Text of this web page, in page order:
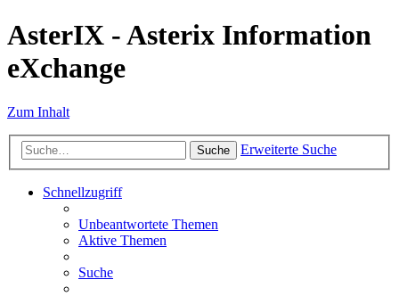
AsterIX - Asterix Information
eXchange
Zum Inhalt
Suche Erweiterte Suche
Schnellzugriff
Unbeantwortete Themen
Aktive Themen
Suche